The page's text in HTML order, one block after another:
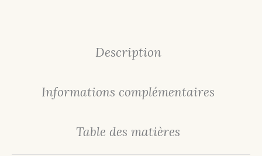
Description
Informations complémentaires
Table des matières